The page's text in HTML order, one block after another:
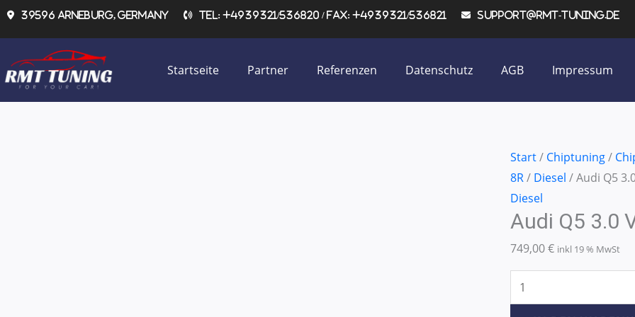
Zum39596 Arneburg, Germany Tel: +4939321/536820 / Fax: +4939321/536821 support@rmt-tuning.de
Startseite Partner Referenzen Datenschutz AGB Impressum
Start/ Chiptuning/
8R/ Diesel / Audi Q5
Diesel
Audi Q5 3.0
749,00€ inkl 19 % MwSt
Audi
Q5
3.0
V6
180KW/245PS
Menge